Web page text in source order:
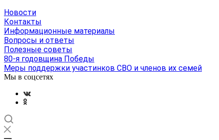
Новости
Контакты
Информационные материалы
Вопросы и ответы
Полезные советы
80-я годовщина Победы
Меры поддержки участинков СВО и членов их семей
Мы в соцсетях